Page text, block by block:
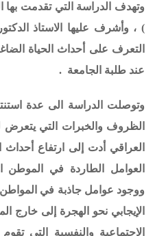
وتهدف الدراسة التي تقدمت بها
) ، وأشرف عليها الاستاذ
التعرف على أحداث الحياة
عند طلبة الجامعة .
وتوصلت الدراسة الى عدة
الظروف والخبرات التي يتعرض
العراقي أدت إلى ارتفاع أحداث
العوامل الطاردة في الموطن
ووجود عوامل جاذبة في
الإيجابي نحو الهجرة إلى خارج
الاجتماعية والنفسية التي تقوم